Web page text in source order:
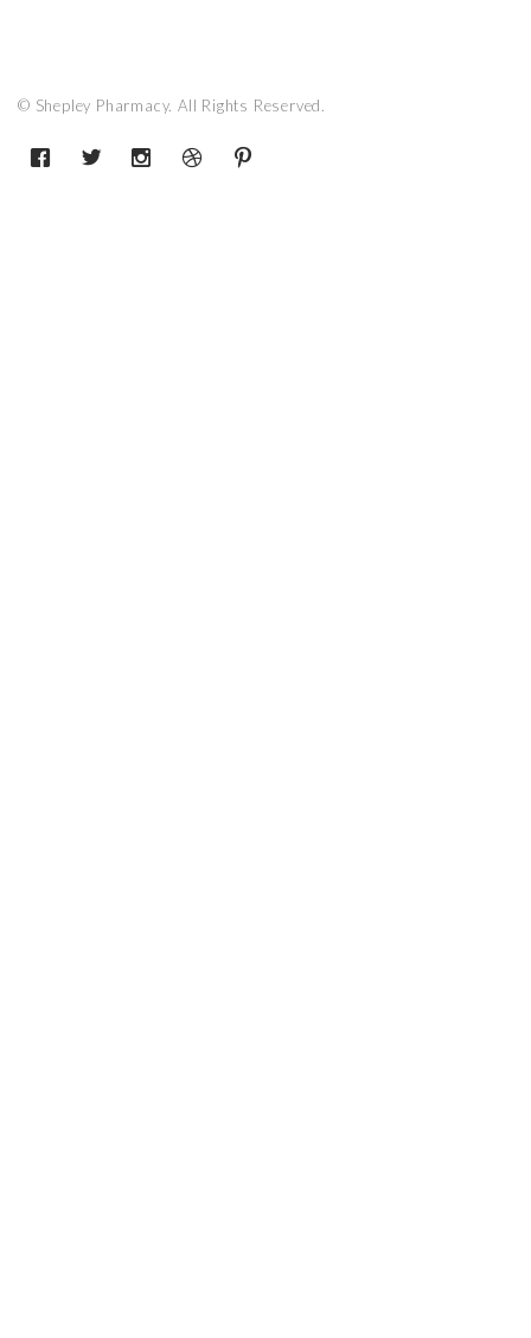
© Shepley Pharmacy. All Rights Reserved.